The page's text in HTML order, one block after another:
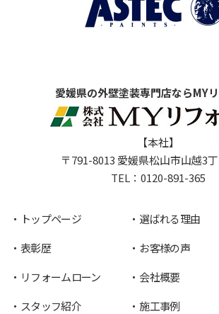
愛媛県の外壁塗装専門店ならMY
【本社】
〒791-8013 愛媛県松山市山越3
TEL： 0120-891-365
トップページ
選ばれる理由
表彰歴
お客様の声
リフォームローン
会社概要
スタッフ紹介
施工事例